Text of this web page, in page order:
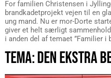
For familien Christensen i
brandkadetprojekt vejen til en
ung mand. Nu er mor-Dorte
giver et helt særligt
i anden del af temaet ”Familier i
TEMA: DEN EKSTRA